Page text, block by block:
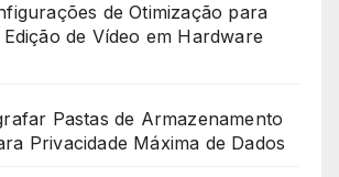
de Otimização para
de Vídeo em Hardware
Pastas de Armazenamento
Privacidade Máxima de Dados